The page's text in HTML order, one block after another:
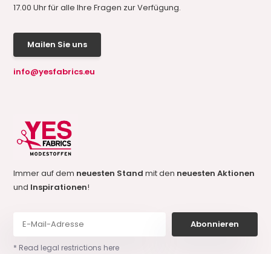
17.00 Uhr für alle Ihre Fragen zur Verfügung.
Mailen Sie uns
info@yesfabrics.eu
Immer auf dem neuesten Standmit den neuesten Aktionen
und Inspirationen!
Abonnieren
* Read legal restrictions here